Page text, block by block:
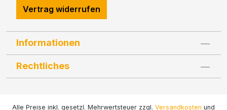
Vertrag widerrufen
Informationen
Rechtliches
Alle Preise inkl. gesetzl. Mehrwertsteuer zzgl. Versandkosten und